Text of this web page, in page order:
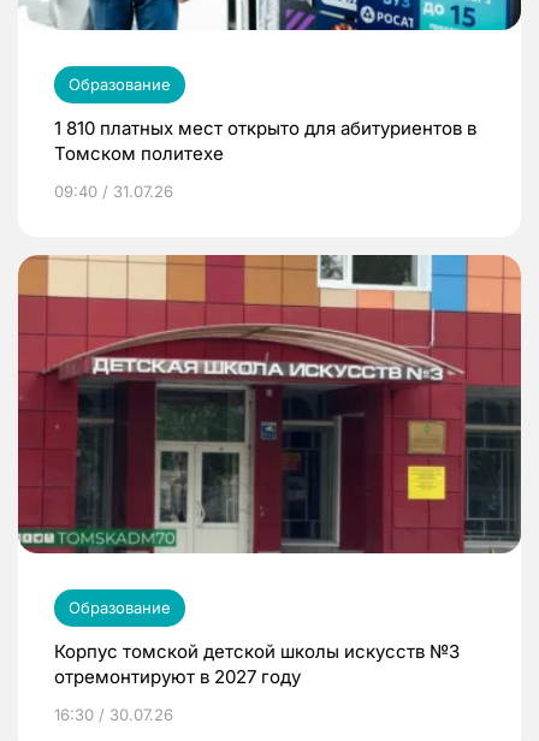
Образование
1 810 платных мест открыто для абитуриентов в
Томском политехе
09:40 / 31.07.26
Образование
Корпус томской детской школы искусств №3
отремонтируют в 2027 году
16:30 / 30.07.26